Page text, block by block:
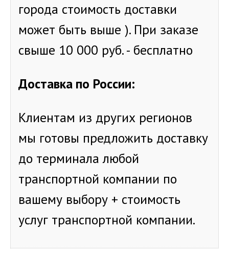
города стоимость доставки
может быть выше ). При заказе
свыше 10 000 руб. - бесплатно
Доставка по России:
Клиентам из других регионов
мы готовы предложить доставку
до терминала любой
транспортной компании по
вашему выбору + стоимость
услуг транспортной компании.